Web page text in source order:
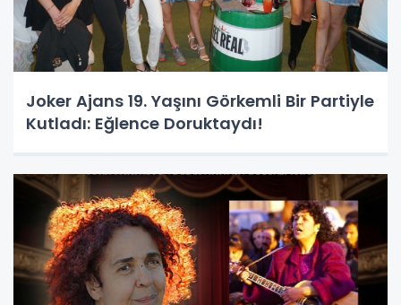
Joker Ajans 19. Yaşını Görkemli Bir Partiyle
Kutladı: Eğlence Doruktaydı!